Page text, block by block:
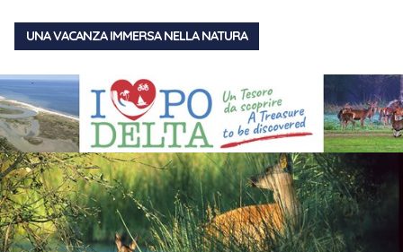
UNA VACANZA IMMERSA NELLA NATURA